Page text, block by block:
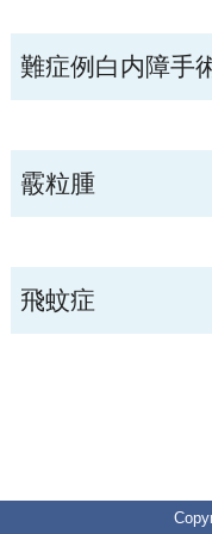
難症例白内障手
霰粒腫
飛蚊症